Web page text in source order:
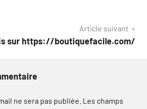
Article suivant
sur https://boutiquefacile.com/
ne sera pas publiée. Les champs